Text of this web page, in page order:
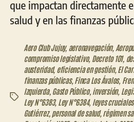
que impactan directamente
salud y en las finanzas
Etiquetas
Aero Club Jujuy, aeronavegación,
compromiso legislativo, Decreto 101,
austeridad, eficiencia en gestión, El
finanzas públicas, Finca Los Ávalos,
Izquierda, Gasto Público, inversión,
Ley N°6383, Ley N°6384, leyes cruciales,
Gutiérrez, personal de salud, régimen